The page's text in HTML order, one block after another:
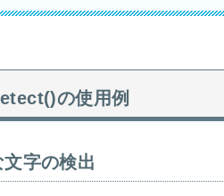
の使用例
字の検出